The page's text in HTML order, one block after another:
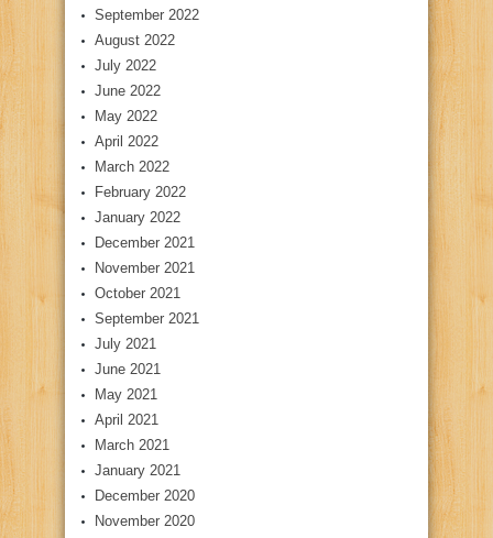
September 2022
August 2022
July 2022
June 2022
May 2022
April 2022
March 2022
February 2022
January 2022
December 2021
November 2021
October 2021
September 2021
July 2021
June 2021
May 2021
April 2021
March 2021
January 2021
December 2020
November 2020